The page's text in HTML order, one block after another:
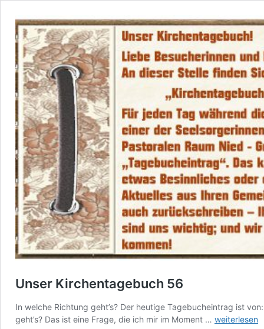
Unser Kirchentagebuch 56
In welche Richtung geht’s? Der heutige Tagebucheintrag ist
geht’s? Das ist eine Frage, die ich mir im Moment … Unser
weiterlesen